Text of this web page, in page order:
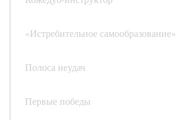
«Истребительное самообразование»
Полоса неудач
Первые победы